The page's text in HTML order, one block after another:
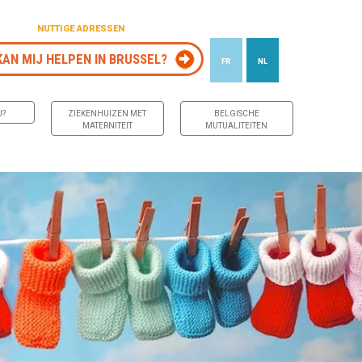
NUTTIGE ADRESSEN
MIJ HELPEN IN BRUSSEL? FR NL
ZIEKENHUIZEN MET
MATERNITEIT
BELGISCHE
MUTUALITEITEN